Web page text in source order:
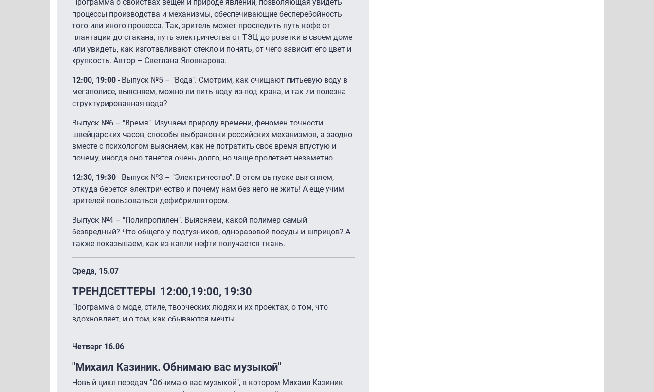
Программа о свойствах вещей и природе явлений, позволяющая увидеть
процессы производства и механизмы, обеспечивающие бесперебойность
того или иного процесса. Так, зритель может проследить путь кофе от
плантации до стакана, путь электричества от ТЭЦ до розетки в своем доме
или увидеть, как изготавливают стекло и понять, от чего зависит его цвет и
хрупкость. Автор – Светлана Яловнарова.
12:00, 19:00 - Выпуск №5 – "Вода". Смотрим, как очищают питьевую воду в
мегаполисе, выясняем, можно ли пить воду из-под крана, и так ли полезна
структурированная вода?
Выпуск №6 – "Время". Изучаем природу времени, феномен точности
швейцарских часов, способы выбраковки российских механизмов, а заодно
вместе с психологом выясняем, как не потратить свое время впустую и
почему, иногда оно тянется очень долго, но чаще пролетает незаметно.
12:30, 19:30 - Выпуск №3 – "Электричество". В этом выпуске выясняем,
откуда берется электричество и почему нам без него не жить! А еще учим
зрителей пользоваться дефибриллятором.
Выпуск №4 – "Полипропилен". Выясняем, какой полимер самый
безвредный? Что общего у подгузников, одноразовой посуды и шприцов? А
также показываем, как из капли нефти получается ткань.
Среда, 15.07
ТРЕНДСЕТТЕРЫ 12:00,19:00, 19:30
Программа о моде, стиле, творческих людях и их проектах, о том, что
вдохновляет, и о том, как сбываются мечты.
Четверг 16.06
"Михаил Казиник. Обнимаю вас музыкой"
Новый цикл передач "Обнимаю вас музыкой", в котором Михаил Казиник